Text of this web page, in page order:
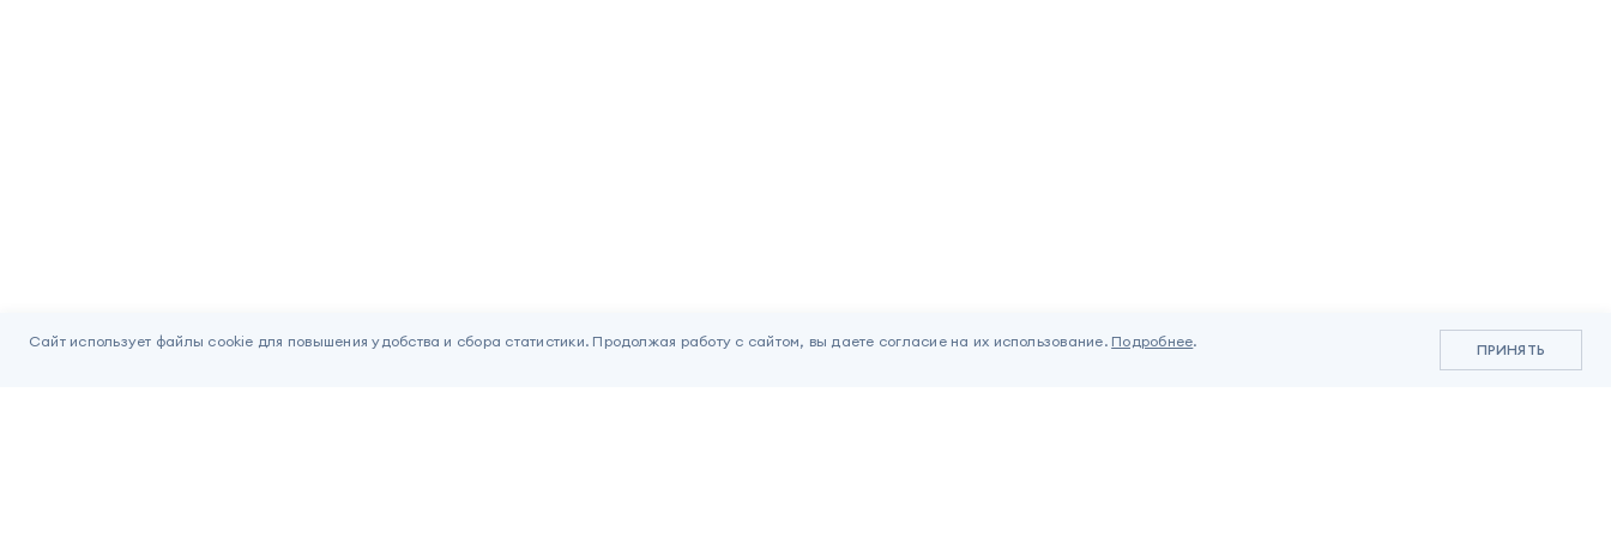
Сайт использует файлы cookie для повышения удобства и сбора статистики. Продолжая работу с сайтом, вы даете согласие на их использование. Подробнее. ПРИНЯТЬ